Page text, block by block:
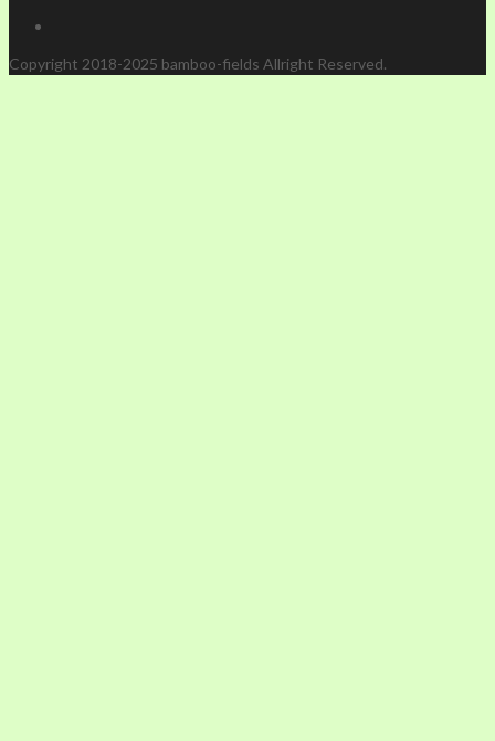
Copyright 2018-2025 bamboo-fields Allright Reserved.